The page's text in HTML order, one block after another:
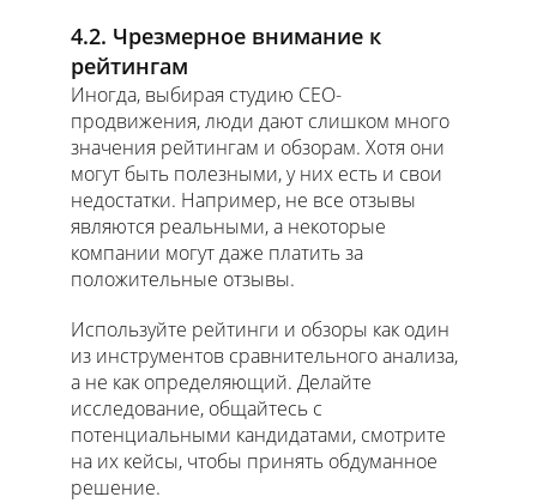
4.2. Чрезмерное внимание к
рейтингам
Иногда, выбирая студию СЕО-
продвижения, люди дают слишком много
значения рейтингам и обзорам. Хотя они
могут быть полезными, у них есть и свои
недостатки. Например, не все отзывы
являются реальными, а некоторые
компании могут даже платить за
положительные отзывы.
Используйте рейтинги и обзоры как один
из инструментов сравнительного анализа,
а не как определяющий. Делайте
исследование, общайтесь с
потенциальными кандидатами, смотрите
на их кейсы, чтобы принять обдуманное
решение.